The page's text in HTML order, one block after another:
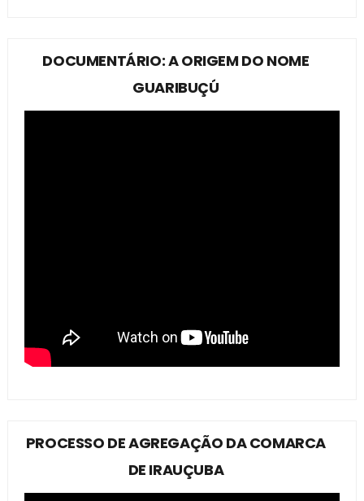
DOCUMENTÁRIO: A ORIGEM DO NOME
GUARIBUÇÚ
PROCESSO DE AGREGAÇÃO DA COMARCA
DE IRAUÇUBA